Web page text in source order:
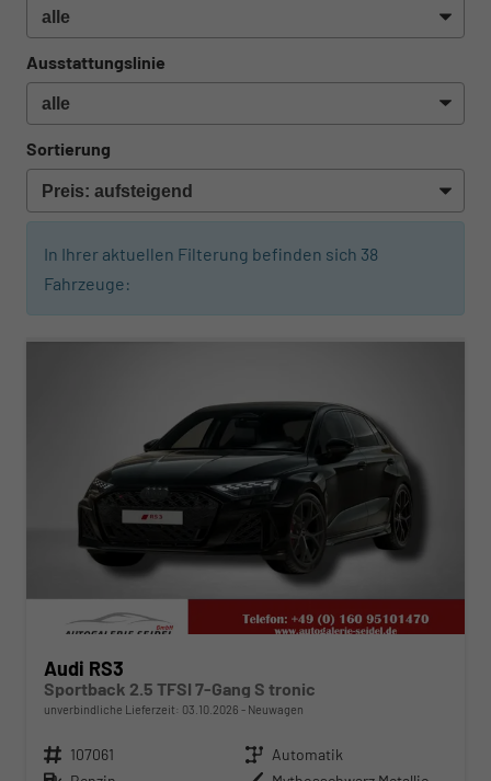
Ausstattungslinie
Sortierung
In Ihrer aktuellen Filterung befinden sich 38
Fahrzeuge:
ab 703,– € mtl.
Audi RS3
Sportback 2.5 TFSI 7-Gang S tronic
unverbindliche Lieferzeit: 03.10.2026 Neuwagen
Fahrzeugnr. 107061 Getriebe Automatik